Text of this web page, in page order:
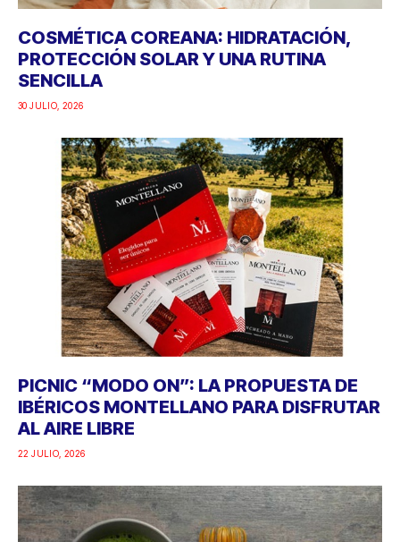
COSMÉTICA COREANA: HIDRATACIÓN,
PROTECCIÓN SOLAR Y UNA RUTINA
SENCILLA
30 JULIO, 2026
PICNIC “MODO ON”: LA PROPUESTA DE
IBÉRICOS MONTELLANO PARA DISFRUTAR
AL AIRE LIBRE
22 JULIO, 2026